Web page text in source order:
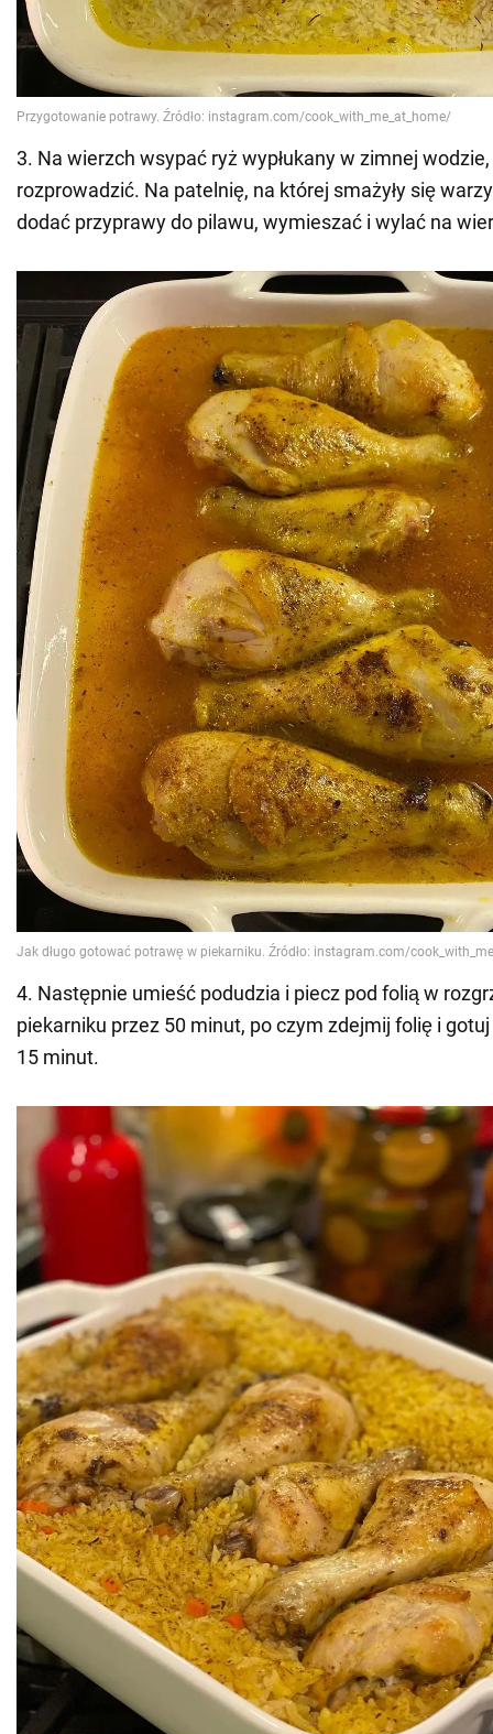
3. Na wierzch wsypać ryż wypłukany w zimnej
rozprowadzić. Na patelnię, na której smażyły się
dodać przyprawy do pilawu, wymieszać i wylać na
4. Następnie umieść podudzia i piecz pod folią w
piekarniku przez 50 minut, po czym zdejmij folię i
15 minut.